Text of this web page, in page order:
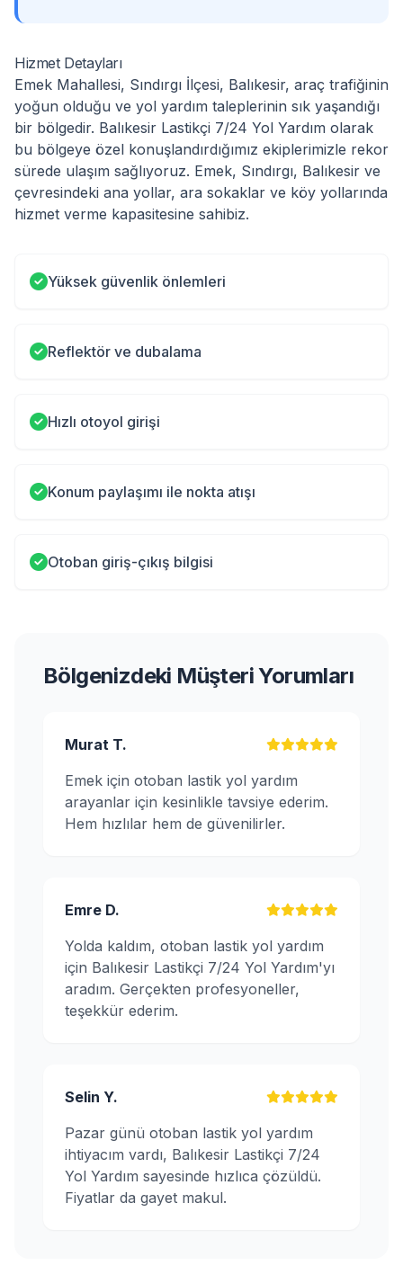
Hizmet Detayları
Emek Mahallesi, Sındırgı İlçesi, Balıkesir, araç trafiğinin
yoğun olduğu ve yol yardım taleplerinin sık yaşandığı
bir bölgedir. Balıkesir Lastikçi 7/24 Yol Yardım olarak
bu bölgeye özel konuşlandırdığımız ekiplerimizle rekor
sürede ulaşım sağlıyoruz. Emek, Sındırgı, Balıkesir ve
çevresindeki ana yollar, ara sokaklar ve köy yollarında
hizmet verme kapasitesine sahibiz.
Yüksek güvenlik önlemleri
Reflektör ve dubalama
Hızlı otoyol girişi
Konum paylaşımı ile nokta atışı
Otoban giriş-çıkış bilgisi
Bölgenizdeki Müşteri Yorumları
Murat T.
Emek için otoban lastik yol yardım
arayanlar için kesinlikle tavsiye ederim.
Hem hızlılar hem de güvenilirler.
Emre D.
Yolda kaldım, otoban lastik yol yardım
için Balıkesir Lastikçi 7/24 Yol Yardım'yı
aradım. Gerçekten profesyoneller,
teşekkür ederim.
Selin Y.
Pazar günü otoban lastik yol yardım
ihtiyacım vardı, Balıkesir Lastikçi 7/24
Yol Yardım sayesinde hızlıca çözüldü.
Fiyatlar da gayet makul.